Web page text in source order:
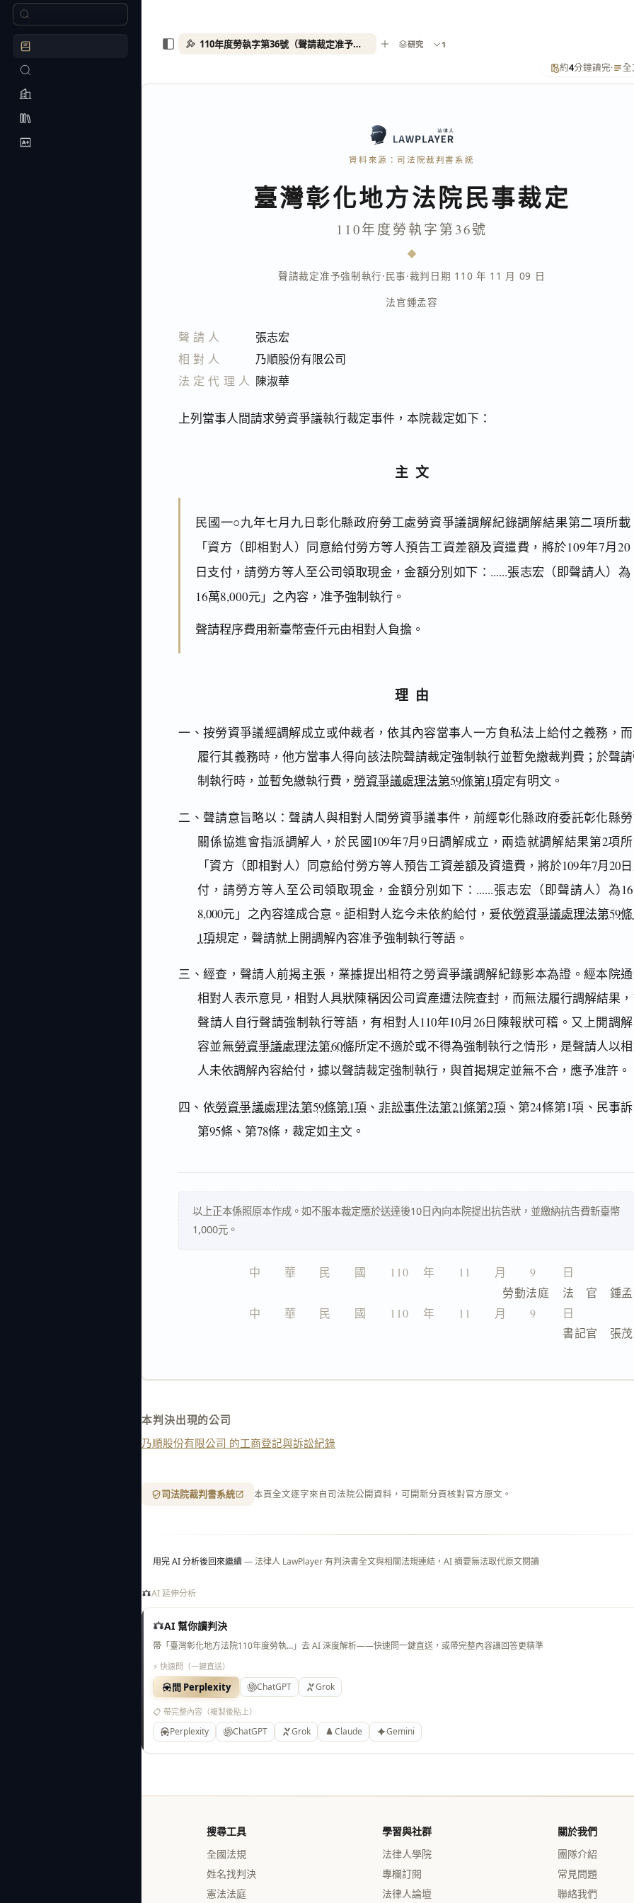
約4分鐘讀完· 全
資料來源：司法院裁判書系統
臺灣彰化地方法院民事裁定
110年度勞執字第36號
聲請裁定准予強制執行·民事·裁判日期 110 年 11 月 09 日
法官鍾孟容
聲請人
張志宏
相對人
乃順股份有限公司
法定代理人 陳淑華
上列當事人間請求勞資爭議執行裁定事件，本院裁定如下：
主文
民國一○九年七月九日彰化縣政府勞工處勞資爭議調解紀錄調解結果第二項所載
「資方（即相對人）同意給付勞方等人預告工資差額及資遣費，將於109年7月20
日支付，請勞方等人至公司領取現金，金額分別如下：......張志宏（即聲請人）為
16萬8,000元」之內容，准予強制執行。
聲請程序費用新臺幣壹仟元由相對人負擔。
理由
一、按勞資爭議經調解成立或仲裁者，依其內容當事人一方負私法上給付之義務，
履行其義務時，他方當事人得向該法院聲請裁定強制執行並暫免繳裁判費；於聲
制執行時，並暫免繳執行費， 勞資爭議處理法第59條第1項定有明文。
二、聲請意旨略以：聲請人與相對人間勞資爭議事件，前經彰化縣政府委託彰化縣
關係協進會指派調解人，於民國109年7月9日調解成立，兩造就調解結果第2項
「資方（即相對人）同意給付勞方等人預告工資差額及資遣費，將於109年7月20
付，請勞方等人至公司領取現金，金額分別如下：......張志宏（即聲請人）為
8,000元」之內容達成合意。詎相對人迄今未依約給付，爰依勞資爭議處理法第59
1項規定，聲請就上開調解內容准予強制執行等語。
三、經查，聲請人前揭主張，業據提出相符之勞資爭議調解紀錄影本為證。經本院
相對人表示意見，相對人具狀陳稱因公司資產遭法院查封，而無法履行調解結果
聲請人自行聲請強制執行等語，有相對人110年10月26日陳報狀可稽。又上開調
容並無勞資爭議處理法第60條所定不適於或不得為強制執行之情形，是聲請人以
人未依調解內容給付，據以聲請裁定強制執行，與首揭規定並無不合，應予准許。
四、依勞資爭議處理法第59條第1項 、 非訟事件法第21條第2項、第24條第1項、民事
第95條、第78條，裁定如主文。
以上正本係照原本作成。如不服本裁定應於送達後10日內向本院提出抗告狀，並繳納抗告費新臺幣
1,000元。
中　　華　　民　　國　　110 　年　　11　　月　　9 　　日
勞動法庭    法　官　鍾
中　　華　　民　　國　　110 　年　　11　　月　　9 　　日
書記官　張
本判決出現的公司
乃順股份有限公司 的工商登記與訴訟紀錄
司法院裁判書系統 本頁全文逐字來自司法院公開資料，可開新分頁核對官方原文。
用完 AI 分析後回來繼續— 法律人 LawPlayer 有判決書全文與相關法規連結，AI 摘要無法取代原文閱讀
AI 延伸分析
AI 幫你讀判決
帶「臺灣彰化地方法院110年度勞執…」去 AI 深度解析——快速問一鍵直送，或帶完整內容讓回答更精準
⚡ 快速問（一鍵直送）
問 Perplexity ChatGPT Grok
📋 帶完整內容（複製後貼上）
Perplexity ChatGPT Grok Claude Gemini
搜尋工具
全國法規
姓名找判決
憲法法庭
學習與社群
法律人學院
專欄訂閱
法律人論壇
關於我們
團隊介紹
常見問題
聯絡我們
110年度勞執字第36號（聲請裁定准予強制執行） 研究 1